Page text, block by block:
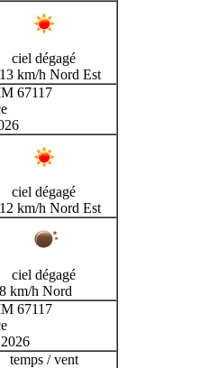
ciel dégagé
km/h Nord Est
67117
ciel dégagé
km/h Nord Est
ciel dégagé
km/h Nord
67117
temps / vent